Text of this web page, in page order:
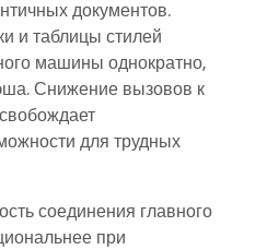
документов.
и таблицы стилей
машины однократно,
Снижение вызовов к
для трудных
соединения главного
при